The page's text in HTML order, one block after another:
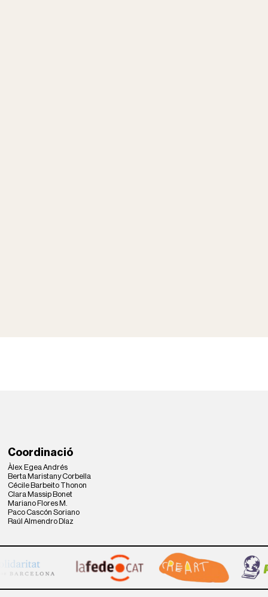
Coordinació
Àlex Egea Andrés
Berta Maristany Corbella
Cécile Barbeito Thonon
Clara Massip Bonet
Mariano Flores M.
Paco Cascón Soriano
Raúl Almendro Díaz